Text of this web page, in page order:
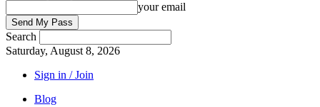
your email
Search
Saturday, August 8, 2026
Sign in / Join
Blog